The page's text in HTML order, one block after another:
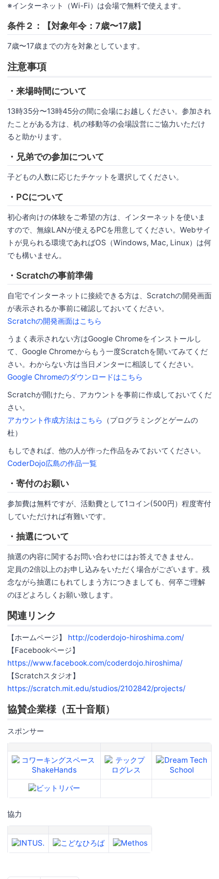
※インターネット（Wi-Fi）は会場で無料で使えます。
条件２：【対象年令：7歳〜17歳】
7歳〜17歳までの方を対象としています。
注意事項
・来場時間について
13時35分〜13時45分の間に会場にお越しください。参加され
たことがある方は、机の移動等の会場設営にご協力いただけ
ると助かります。
・兄弟での参加について
子どもの人数に応じたチケットを選択してください。
・PCについて
初心者向けの体験をご希望の方は、インターネットを使いま
すので、無線LANが使えるPCを用意してください。Webサイ
トが見られる環境であればOS（Windows, Mac, Linux）は何
でも構いません。
・Scratchの事前準備
自宅でインターネットに接続できる方は、Scratchの開発画面
が表示されるか事前に確認しておいてください。
Scratchの開発画面はこちら
うまく表示されない方はGoogle Chromeをインストールし
て、Google Chromeからもう一度Scratchを開いてみてくだ
さい。わからない方は当日メンターに相談してください。
Google Chromeのダウンロードはこちら
Scratchが開けたら、アカウントを事前に作成しておいてくだ
さい。
アカウント作成方法はこちら （プログラミングとゲームの
杜）
もしできれば、他の人が作った作品をみておいてください。
CoderDojo広島の作品一覧
・寄付のお願い
参加費は無料ですが、活動費として1コイン(500円）程度寄付
していただければ有難いです。
・抽選について
抽選の内容に関するお問い合わせにはお答えできません。
定員の2倍以上のお申し込みをいただく場合がございます。残
念ながら抽選にもれてしまう方につきましても、何卒ご理解
のほどよろしくお願い致します。
関連リンク
【ホームページ】 http://coderdojo-hiroshima.com/
【Facebookページ】
https://www.facebook.com/coderdojo.hiroshima/
【Scratchスタジオ】
https://scratch.mit.edu/studios/2102842/projects/
協賛企業様（五十音順）
スポンサー
協力